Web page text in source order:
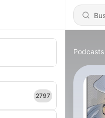
2797
Podcasts